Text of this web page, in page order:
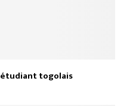
togolais